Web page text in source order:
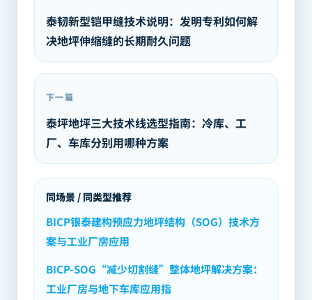
泰韧新型铠甲缝技术说明：发明专利如何解
决地坪伸缩缝的长期耐久问题
下一篇
泰坪地坪三大技术线选型指南：冷库、工
厂、车库分别用哪种方案
同场景 / 同类型推荐
BICP银泰建构预应力地坪结构（SOG）技术方
案与工业厂房应用
BICP-SOG“减少切割缝”整体地坪解决方案：
工业厂房与地下车库应用指